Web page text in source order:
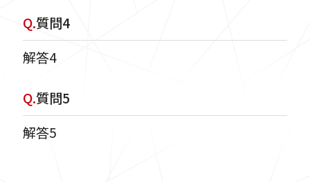
Q.質問4
解答4
Q.質問5
解答5